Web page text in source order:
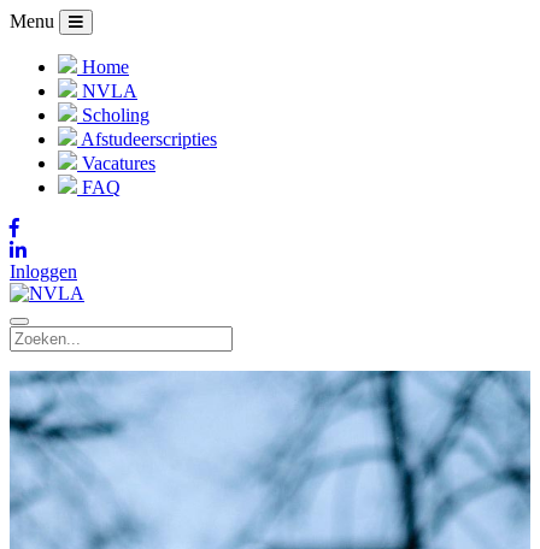
Menu
Home
NVLA
Scholing
Afstudeerscripties
Vacatures
FAQ
Inloggen